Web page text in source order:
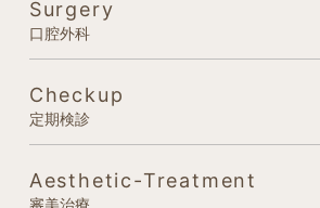
Surgery
口腔外科
Checkup
定期検診
Aesthetic-Treatment
審美治療